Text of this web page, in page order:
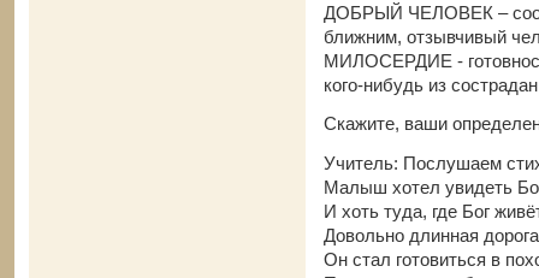
ДОБРЫЙ ЧЕЛОВЕК –
ближним, отзывчивый
МИЛОСЕРДИЕ -
кого-нибудь из
Скажите, ваши
Учитель: Послушаем
Малыш хотел увидеть
И хоть туда, где Бог
Довольно длинная
Он стал готовиться в